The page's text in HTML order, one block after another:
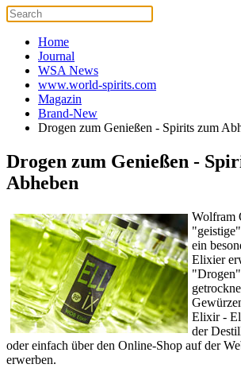
Home
Journal
WSA News
www.world-spirits.com
Magazin
Brand-New
Drogen zum Genießen - Spirits zum
Drogen zum Genießen -
Abheben
Wolfram
ein
Elixier
Elixir -
der
oder einfach über den Online-Shop auf der
erwerben.